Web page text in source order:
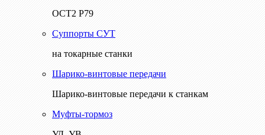
ОСТ2 Р79
Суппорты СУТ
на токарные станки
Шарико-винтовые передачи
Шарико-винтовые передачи к станкам
Муфты-тормоз